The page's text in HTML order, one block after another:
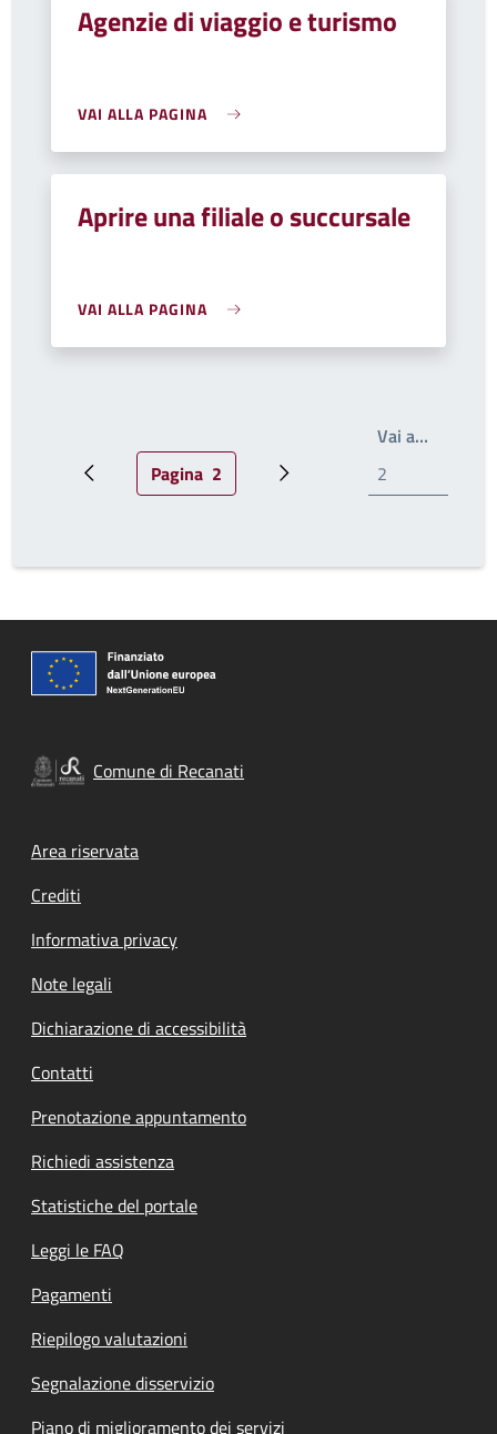
Agenzie di viaggio e turismo
VAI ALLA PAGINA
Aprire una filiale o succursale
VAI ALLA PAGINA
Pagina precedentePagina attuale
Pagina 2 Prossima pagina
Vai a…
Comune di Recanati
Footer menu
Area riservata
Crediti
Informativa privacy
Note legali
Dichiarazione di accessibilità
Contatti
Prenotazione appuntamento
Richiedi assistenza
Statistiche del portale
Leggi le FAQ
Pagamenti
Riepilogo valutazioni
Segnalazione disservizio
Piano di miglioramento dei servizi